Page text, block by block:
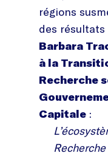
régions
des
Barbara
à la
Recherche
Capitale :